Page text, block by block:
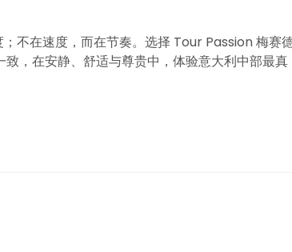
不在速度，而在节奏。选择 Tour Passion 梅赛
，在安静、舒适与尊贵中，体验意大利中部最真